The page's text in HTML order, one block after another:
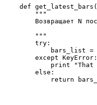
def
        """
Возвращает N
        """
        try:
bars_list =
        except KeyError:
print "That
        else: